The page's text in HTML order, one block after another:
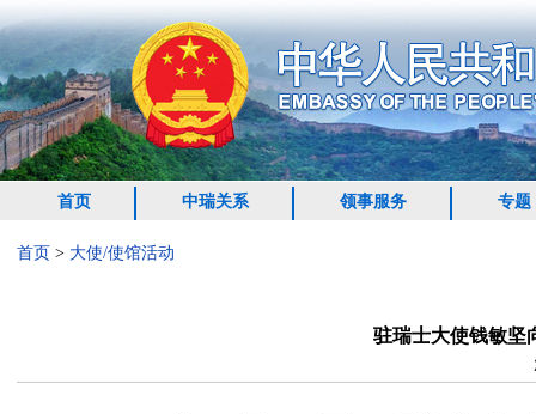
首页 中瑞关系 领事服务 专题
首页 > 大使/使馆活动
驻瑞士大使钱敏坚